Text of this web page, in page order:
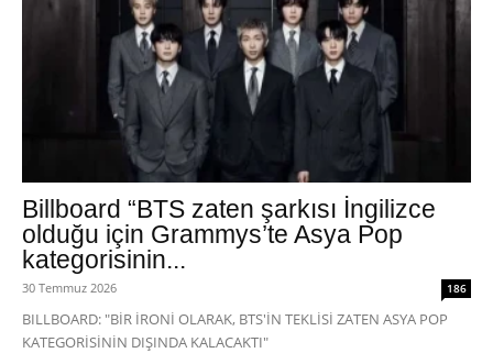
Billboard “BTS zaten şarkısı İngilizce
olduğu için Grammys’te Asya Pop
kategorisinin...
30 Temmuz 2026 186
BILLBOARD: "BİR İRONİ OLARAK, BTS'İN TEKLİSİ ZATEN ASYA POP
KATEGORİSİNİN DIŞINDA KALACAKTI"